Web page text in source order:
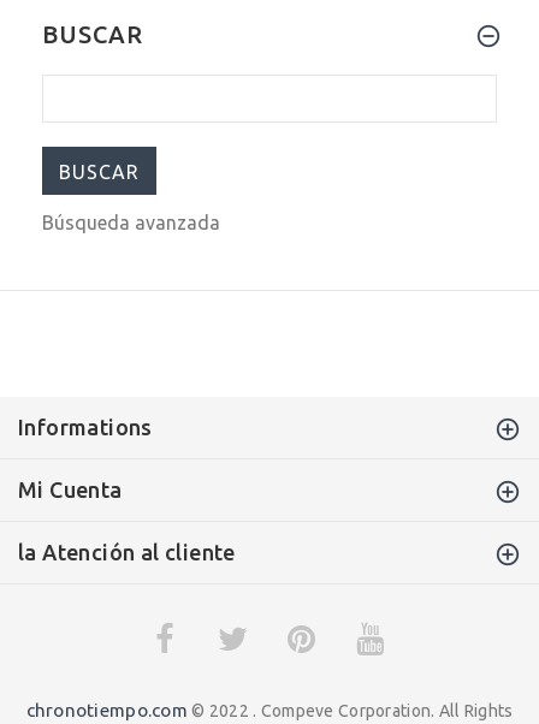
BUSCAR
Búsqueda avanzada
Informations
Mi Cuenta
la Atención al cliente
chronotiempo.com © 2022 . Compeve Corporation. All Rights